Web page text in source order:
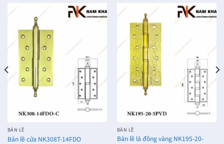
BẢN LỀ
Bản lề cửa NK308T-14FDO
BẢN LỀ
Bản lề lá đồng vàng NK195-20-